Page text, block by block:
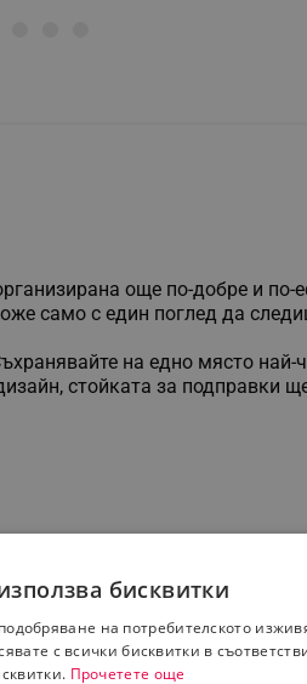
още по-добре и по-
само с един поглед да
на едно място
стойката за подправки
бисквитки
на потребителското
с всички бисквитки в
Прочетете още